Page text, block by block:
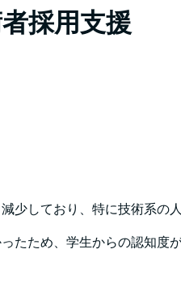
採用支援
少しており、特に技術系の
たため、学生からの認知度